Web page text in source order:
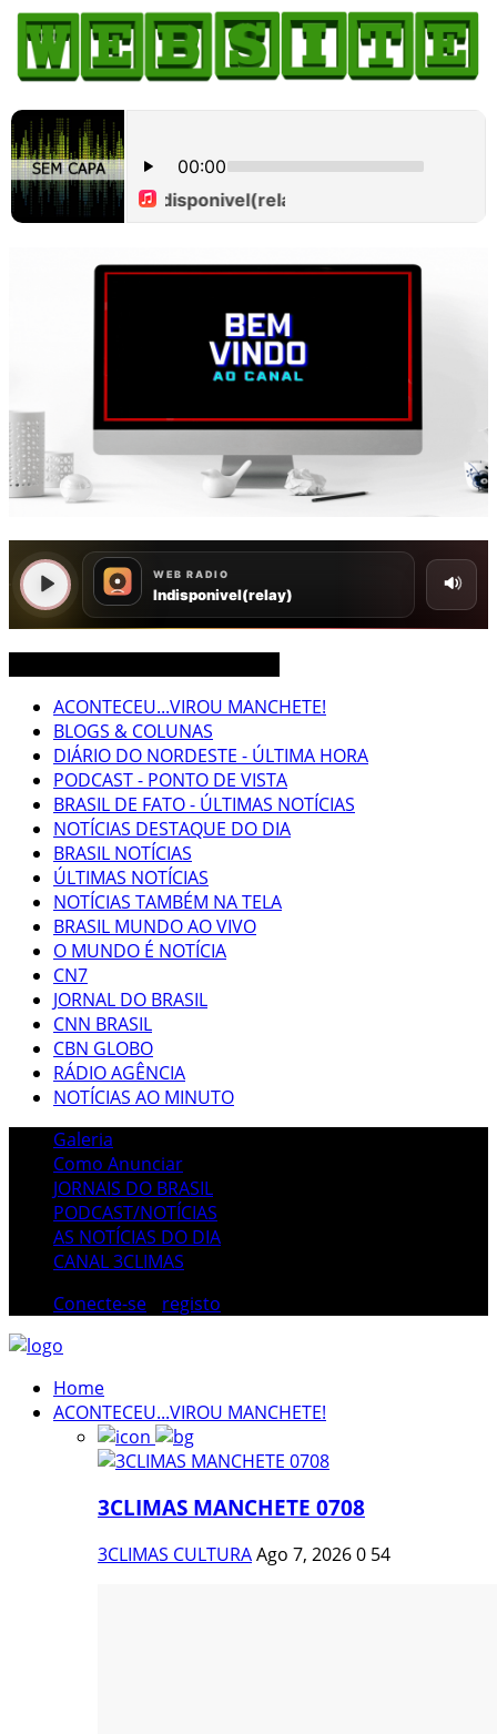
ACONTECEU...VIROU MANCHETE!
BLOGS & COLUNAS
DIÁRIO DO NORDESTE - ÚLTIMA HORA
PODCAST - PONTO DE VISTA
BRASIL DE FATO - ÚLTIMAS NOTÍCIAS
NOTÍCIAS DESTAQUE DO DIA
BRASIL NOTÍCIAS
ÚLTIMAS NOTÍCIAS
NOTÍCIAS TAMBÉM NA TELA
BRASIL MUNDO AO VIVO
O MUNDO É NOTÍCIA
CN7
JORNAL DO BRASIL
CNN BRASIL
CBN GLOBO
RÁDIO AGÊNCIA
NOTÍCIAS AO MINUTO
Galeria
Como Anunciar
JORNAIS DO BRASIL
PODCAST/NOTÍCIAS
AS NOTÍCIAS DO DIA
CANAL 3CLIMAS
Conecte-se
registo
Home
ACONTECEU...VIROU MANCHETE!
3CLIMAS MANCHETE 0708
3CLIMAS CULTURAAgo 7, 20260 54